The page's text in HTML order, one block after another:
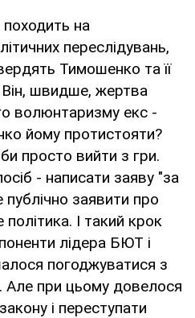
на
переслідувань,
Тимошенко та її
швидше, жертва
волюнтаризму екс -
йому протистояти?
просто вийти з гри.
- написати заяву "за
заявити про
І такий крок
лідера БЮТ і
погоджуватися з
Але при цьому довелося
і переступати